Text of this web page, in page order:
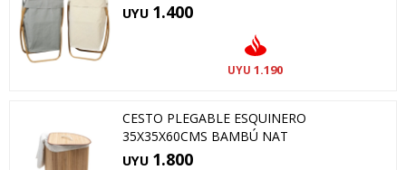
UYU 1.400
UYU 1.190
CESTO PLEGABLE ESQUINERO
35X35X60CMS BAMBÚ NAT
UYU 1.800